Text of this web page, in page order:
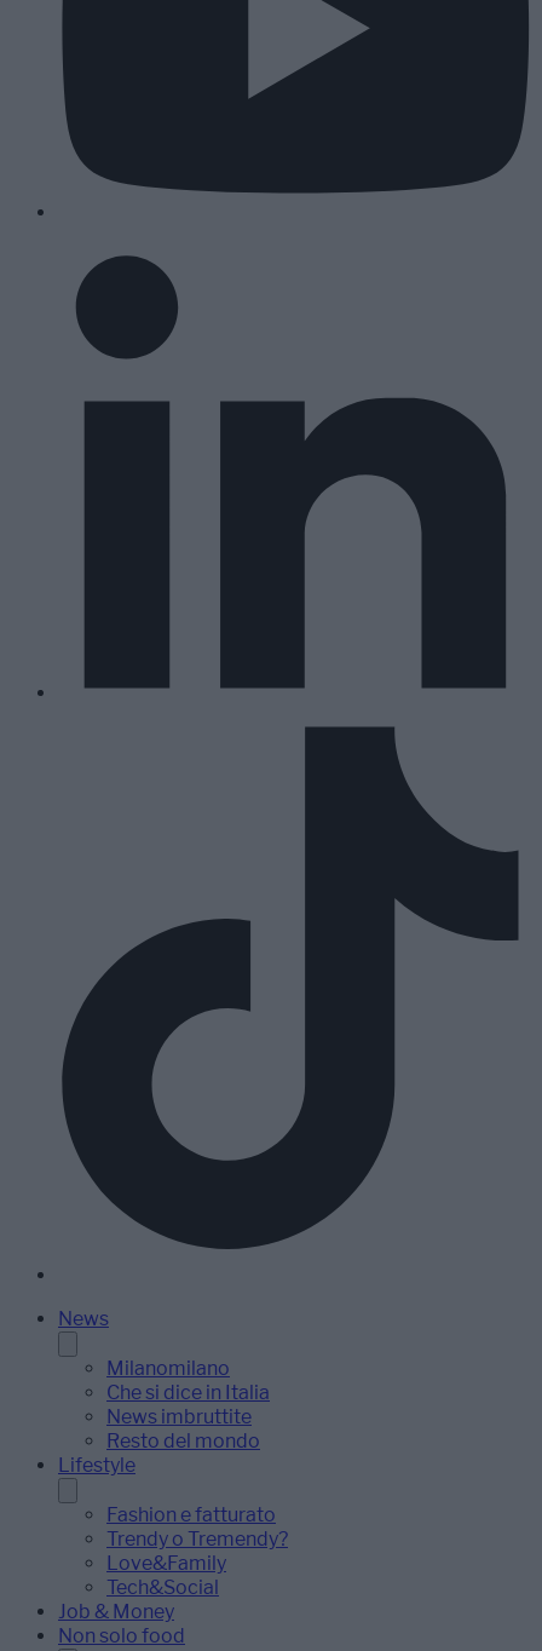
News
Milanomilano
Che si dice in Italia
News imbruttite
Resto del mondo
Lifestyle
Fashion e fatturato
Trendy o Tremendy?
Love&Family
Tech&Social
Job & Money
Non solo food